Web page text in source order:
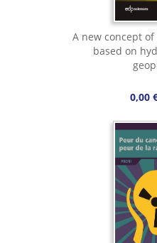
A new concept
based on
0,00